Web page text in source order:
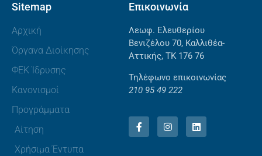
Sitemap
Αρχική
Όργανα Διοίκησης
ΦΕΚ Ίδρυσης
Κανονισμοί
Προγράμματα
Αίτηση
Χρήσιμα Έντυπα
Επικοινωνία
Λεωφ. Ελευθερίου
Βενιζέλου 70, Καλλιθέα-
Αττικής, ΤΚ 176 76
Τηλέφωνο επικοινωνίας
210 95 49 222